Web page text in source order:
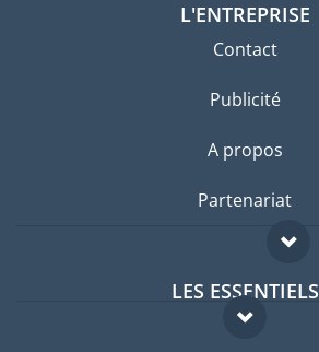
L'ENTREPRISE
Contact
Publicité
A propos
Partenariat
LES ESSENTIELS
Forum expatriés